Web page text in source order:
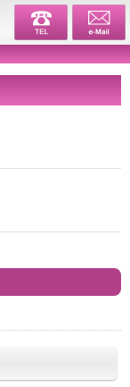
伊奈ライ